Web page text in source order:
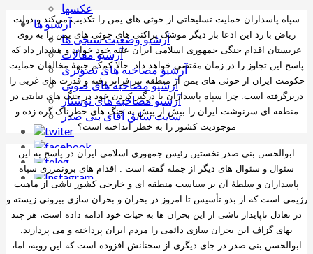
عکسها
آرشیو ها
آرشیو وضعیت سنجی ها
آرشیو مقالات
آرشیو مصاخبه های تصویری
آرشیو مصاخبه های صوتی
آرشیو مصاخبه های نوشتار
سایت سابق آقای بنی صدر
سپاه پاسداران حمایت تسلیحاتی از حوثی های یمن را تکذیب می‌کند و دولت
ریاض با رد این ادعا بار دیگر موشک پراکنی های حوثی های یمن را به روی
عربستان اقدام جنگی جمهوری اسلامی ایران علیه خود خواند و هشدار داد که
پاسخ این تجاوز را در زمان مقتضی خواهد داد. حالا کم‌کم جبهۀ مخالفان حمایت
حکومت ایران از حوثی های یمن از منطقه نیز فراتر رفته و قدرت های غربی را
دربرگرفته است. چرا سپاه پاسداران با درگیر کردن خود در جنگ های نیابتی در
منطقه ای سرنوشت ایران را بیش از پیش به جنگ های خطرناک گره زده و
موجودیت کشور را به خطر انداخته است؟
ابوالحسن بنی صدر نخستین رئیس جمهوری اسلامی ایران در پاسخ به این
سئوال و سئوال های دیگر از جمله گفته است : اقدام های برونمرزی سپاه
پاسداران و سلطۀ آن بر سیاست منطقه ای و خارجی کشور ناشی از ماهیت
رژیمی است که از بدو تأسیس تا امروز در بحران و بحران سازی بیرونی زیسته و
در تعادل ناپایدار ناشی از این بحران ها به حیات خود ادامه داده است، هر چند
بهای گزاف این بحران سازی دائمی را مردم ایران پرداخته و می پردازند.
ابوالحسن بنی صدر در جای دیگری از سخنانش افزوده است که این رویه، اما،